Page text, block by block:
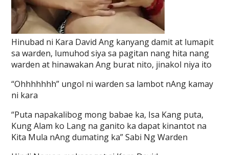
Hinubad ni Kara David Ang kanyang damit at lumapit
sa warden, lumuhod siya sa pagitan nang hita nang
warden at hinawakan Ang burat nito, jinakol niya ito
“Ohhhhhhh” ungol ni warden sa lambot nAng kamay
ni kara
“Puta napakalibog mong babae ka, Isa Kang puta,
Kung Alam ko Lang na ganito ka dapat kinantot na
Kita Mula nAng dumating ka” Sabi Ng Warden